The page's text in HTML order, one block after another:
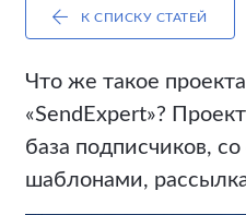
К СПИСКУ СТАТЕЙ
Что же такое
«SendExpert»?
база подписчиков,
шаблонами,